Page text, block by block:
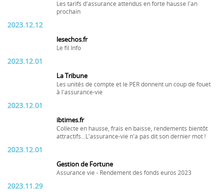
Les tarifs d'assurance attendus en forte hausse l'an
prochain
2023.12.12
lesechos.fr
Le fil Info
2023.12.01
La Tribune
Les unités de compte et le PER donnent un coup de fouet
à l'assurance-vie
2023.12.01
ibtimes.fr
Collecte en hausse, frais en baisse, rendements bientôt
attractifs...L'assurance-vie n'a pas dit son dernier mot !
2023.12.01
Gestion de Fortune
Assurance vie - Rendement des fonds euros 2023
2023.11.29